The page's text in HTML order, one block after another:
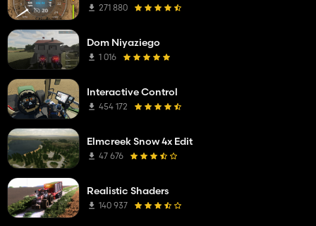
271 880
Dom Niyaziego
1 016
Interactive Control
454 172
Elmcreek Snow 4x Edit
47 676
Realistic Shaders
140 937